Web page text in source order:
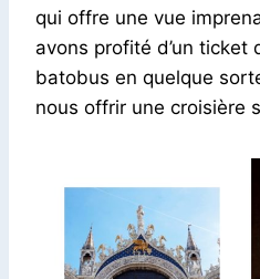
qui offre une vue
avons profité d’un ticket
batobus en quelque
nous offrir une croisière